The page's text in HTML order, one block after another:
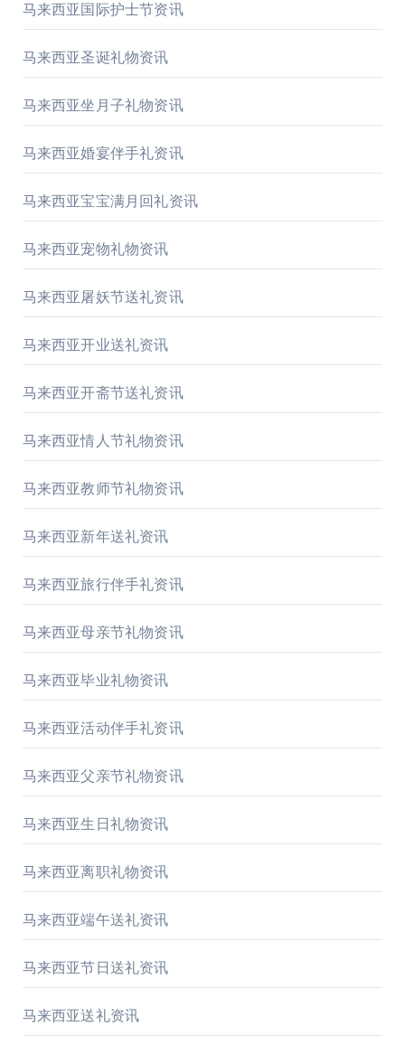
马来西亚国际护士节资讯
马来西亚圣诞礼物资讯
马来西亚坐月子礼物资讯
马来西亚婚宴伴手礼资讯
马来西亚宝宝满月回礼资讯
马来西亚宠物礼物资讯
马来西亚屠妖节送礼资讯
马来西亚开业送礼资讯
马来西亚开斋节送礼资讯
马来西亚情人节礼物资讯
马来西亚教师节礼物资讯
马来西亚新年送礼资讯
马来西亚旅行伴手礼资讯
马来西亚母亲节礼物资讯
马来西亚毕业礼物资讯
马来西亚活动伴手礼资讯
马来西亚父亲节礼物资讯
马来西亚生日礼物资讯
马来西亚离职礼物资讯
马来西亚端午送礼资讯
马来西亚节日送礼资讯
马来西亚送礼资讯